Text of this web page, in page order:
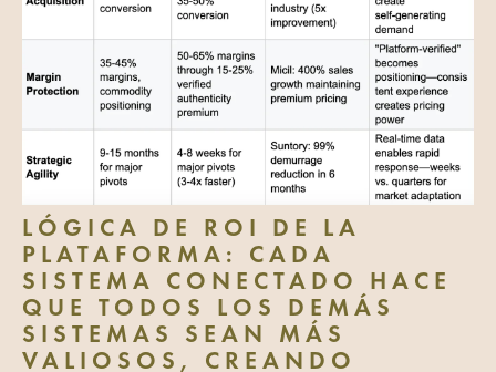
LÓGICA DE ROI DE LA
PLATAFORMA:
CADA
SISTEMA CONECTADO HACE
QUE TODOS LOS DEMÁS
SISTEMAS SEAN MÁS
VALIOSOS, CREANDO